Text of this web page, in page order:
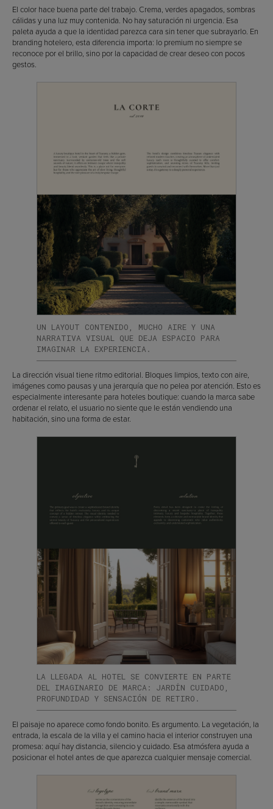
El color hace buena parte del trabajo. Crema, verdes apagados, sombras
cálidas y una luz muy contenida. No hay saturación ni urgencia. Esa
paleta ayuda a que la identidad parezca cara sin tener que subrayarlo. En
branding hotelero, esta diferencia importa: lo premium no siempre se
reconoce por el brillo, sino por la capacidad de crear deseo con pocos
gestos.
UN LAYOUT CONTENIDO, MUCHO AIRE Y UNA
NARRATIVA VISUAL QUE DEJA ESPACIO PARA
IMAGINAR LA EXPERIENCIA.
La dirección visual tiene ritmo editorial. Bloques limpios, texto con aire,
imágenes como pausas y una jerarquía que no pelea por atención. Esto es
especialmente interesante para hoteles boutique: cuando la marca sabe
ordenar el relato, el usuario no siente que le están vendiendo una
habitación, sino una forma de estar.
LA LLEGADA AL HOTEL SE CONVIERTE EN PARTE
DEL IMAGINARIO DE MARCA: JARDÍN CUIDADO,
PROFUNDIDAD Y SENSACIÓN DE RETIRO.
El paisaje no aparece como fondo bonito. Es argumento. La vegetación, la
entrada, la escala de la villa y el camino hacia el interior construyen una
promesa: aquí hay distancia, silencio y cuidado. Esa atmósfera ayuda a
posicionar el hotel antes de que aparezca cualquier mensaje comercial.